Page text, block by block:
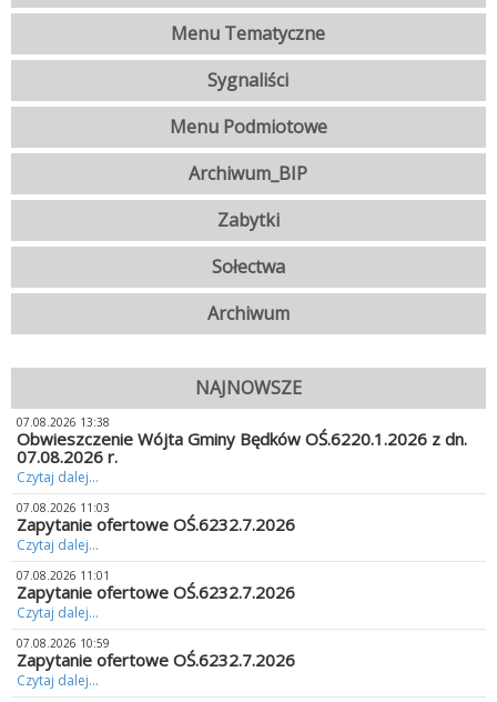
Menu Tematyczne
Sygnaliści
Menu Podmiotowe
Archiwum_BIP
Zabytki
Sołectwa
Archiwum
NAJNOWSZE
07.08.2026 13:38
Obwieszczenie Wójta Gminy Będków OŚ.6220.1.2026 z dn.
07.08.2026 r.
Czytaj dalej...
07.08.2026 11:03
Zapytanie ofertowe OŚ.6232.7.2026
Czytaj dalej...
07.08.2026 11:01
Zapytanie ofertowe OŚ.6232.7.2026
Czytaj dalej...
07.08.2026 10:59
Zapytanie ofertowe OŚ.6232.7.2026
Czytaj dalej...